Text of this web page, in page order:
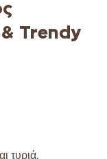
Trendy
τυριά.